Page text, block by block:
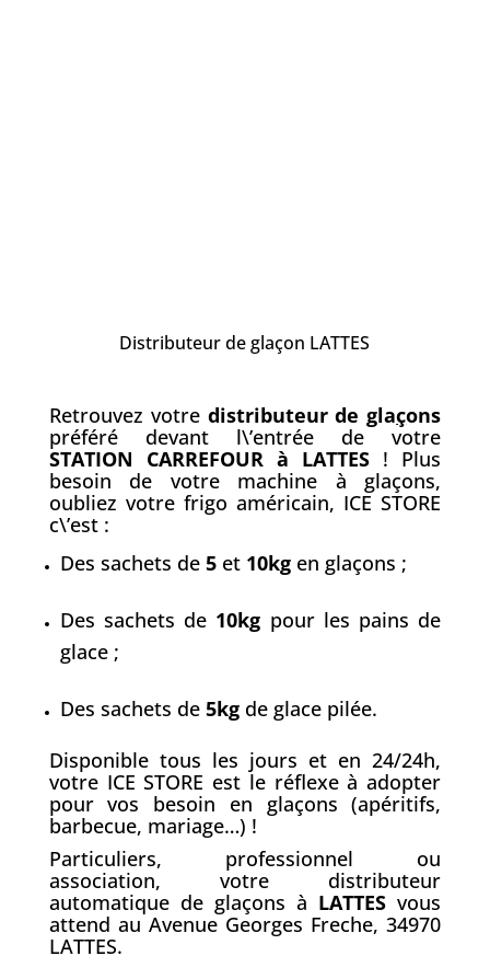
Distributeur de glaçon LATTES
Retrouvez votre distributeur de glaçons
préféré devant l\’entrée de votre
STATION CARREFOUR à LATTES ! Plus
besoin de votre machine à glaçons,
oubliez votre frigo américain, ICE STORE
c\’est :
Des sachets de 5et 10kgen glaçons ;
Des sachets de 10kg pour les pains de
glace ;
Des sachets de 5kgde glace pilée.
Disponible tous les jours et en 24/24h,
votre ICE STORE est le réflexe à adopter
pour vos besoin en glaçons (apéritifs,
barbecue, mariage…) !
Particuliers, professionnel ou
association, votre distributeur
automatique de glaçons à LATTES vous
attend au Avenue Georges Freche, 34970
LATTES.